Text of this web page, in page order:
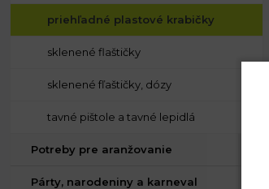
priehľadné plastové krabičky
sklenené flaštičky
sklenené fľaštičky, dózy
tavné pištole a tavné lepidlá
Potreby pre aranžovanie
Párty, narodeniny a karneval